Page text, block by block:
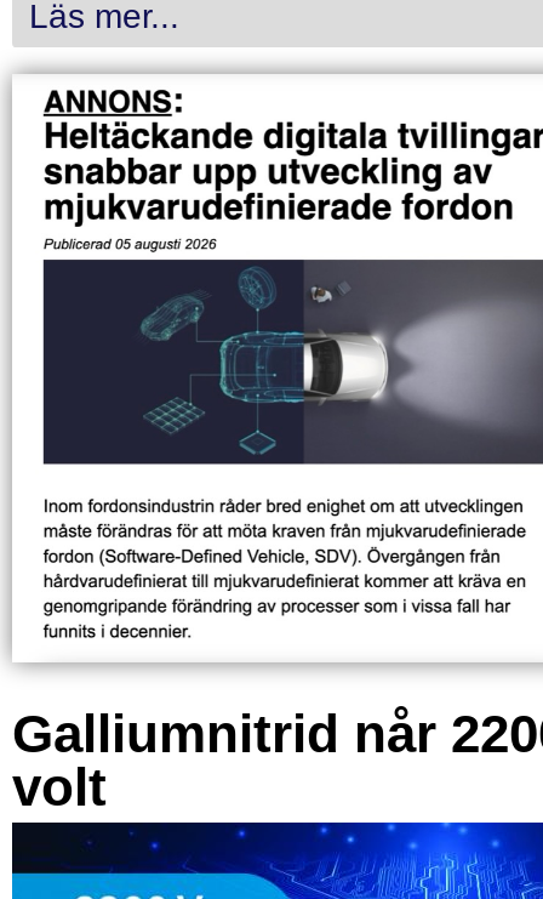
Läs mer...
Galliumnitrid når
volt